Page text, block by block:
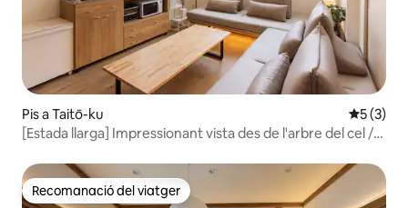
Pis a Taitō-ku 5 de
5 (3)
[Estada llarga] Impressionant vista des de l'arbre del cel /
com a base per fer turisme
Recomanació del viatger
Recomanació del viatger